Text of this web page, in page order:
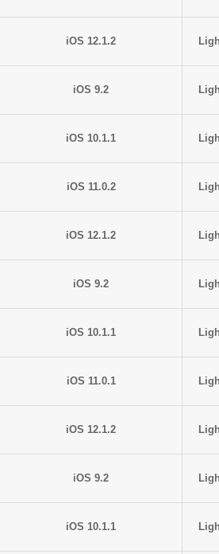
iOS 12.1.2
iOS 9.2
iOS 10.1.1
iOS 11.0.2
iOS 12.1.2
iOS 9.2
iOS 10.1.1
iOS 11.0.1
iOS 12.1.2
iOS 9.2
iOS 10.1.1